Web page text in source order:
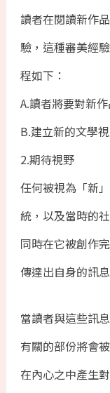
讀者在閱讀新作
驗，這種審美經
程如下：
A.讀者將要對新
B.建立新的文學
2.期待視野
任何被視為「新
統，以及當時的
同時在它被創作
傳達出自身的訊
當讀者與這些訊
有關的部份將會
在內心之中產生